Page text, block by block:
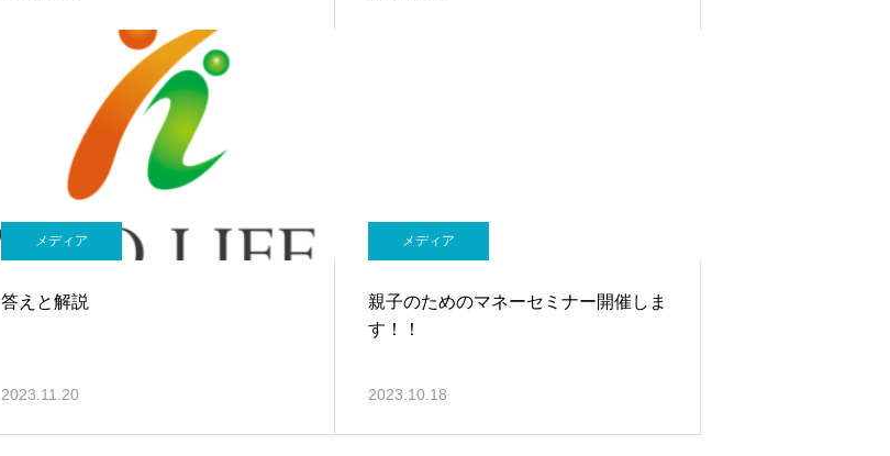
メディア
答えと解説
2023.11.20
メディア
親子のためのマネーセミナー開催しま
す！！
2023.10.18